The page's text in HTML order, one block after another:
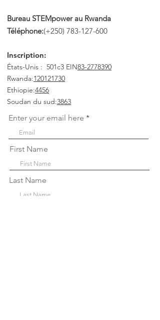
Bureau STEMpower au Rwanda
Téléphone:(+250) 783-127-600
Inscription:
États-Unis : 501c3 EIN83-2778390
Rwanda:120121730
Ethiopie:4456
Soudan du sud:3863
Enter your email here
First Name
Last Name